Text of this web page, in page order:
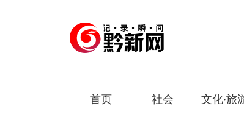
首页 社会 文化·旅